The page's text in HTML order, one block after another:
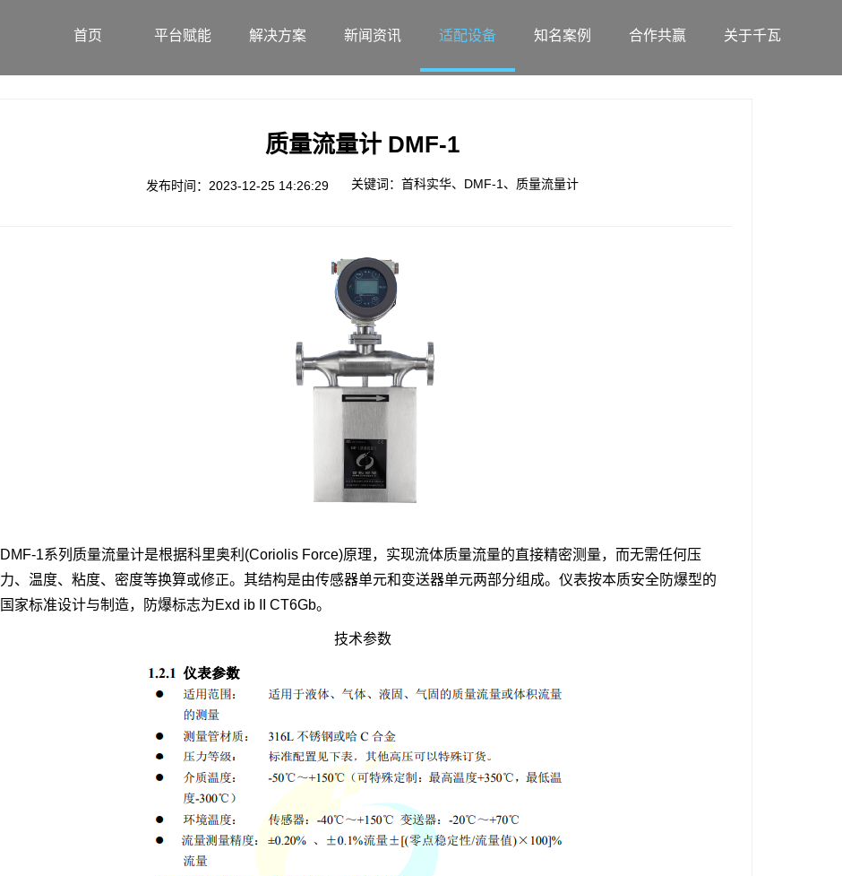
首页 平台赋能 解决方案 新闻资讯 适配设备 知名案例 合作共赢 关于千瓦
质量流量计 DMF-1
发布时间：2023-12-25 14:26:29 关键词：首科实华、DMF-1、质量流量计
DMF-1系列质量流量计是根据科里奥利(Coriolis Force)原理，实现流体质量流量的直接精密测量，而无需任何压
力、温度、粘度、密度等换算或修正。其结构是由传感器单元和变送器单元两部分组成。仪表按本质安全防爆型的
国家标准设计与制造，防爆标志为Exd ib II CT6Gb。
技术参数